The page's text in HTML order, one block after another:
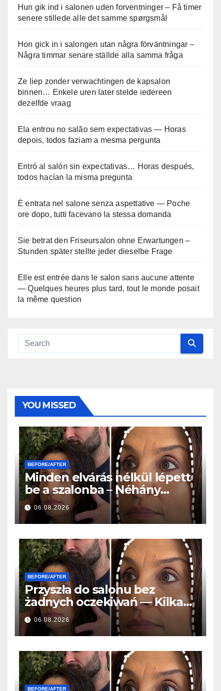
Hun gik ind i salonen uden forventninger – Få timer
senere stillede alle det samme spørgsmål
Hon gick in i salongen utan några förväntningar –
Några timmar senare ställde alla samma fråga
Ze liep zonder verwachtingen de kapsalon
binnen… Enkele uren later stelde iedereen
dezelfde vraag
Ela entrou no salão sem expectativas — Horas
depois, todos faziam a mesma pergunta
Entró al salón sin expectativas… Horas después,
todos hacían la misma pregunta
È entrata nel salone senza aspettative — Poche
ore dopo, tutti facevano la stessa domanda
Sie betrat den Friseursalon ohne Erwartungen –
Stunden später stellte jeder dieselbe Frage
Elle est entrée dans le salon sans aucune attente
— Quelques heures plus tard, tout le monde posait
la même question
YOU MISSED
BEFORE/AFTER
Minden elvárás nélkül lépett
be a szalonba – Néhány
órával később mindenki
ugyanazt kérdezte
06.08.2026
BEFORE/AFTER
Przyszła do salonu bez
żadnych oczekiwań — Kilka
godzin później wszyscy
zadawali to samo pytanie
06.08.2026
BEFORE/AFTER